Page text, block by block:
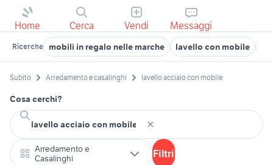
Home Cerca Vendi Messaggi
Ricerche mobili in regalo nelle marche lavello con mobile
Subito Arredamento e casalinghi lavello acciaio con mobile
Cosa cerchi?
Arredamento e
Casalinghi
Filtri